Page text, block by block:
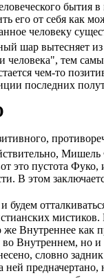
бытия в
его от себя как
человеку
шар вытесняет
тем
чем-то
последних
Мишель
это пустота Фуко,
В этом
мистиков.
же Внутреннее
Внутреннем, но
словно задник
предначертано,